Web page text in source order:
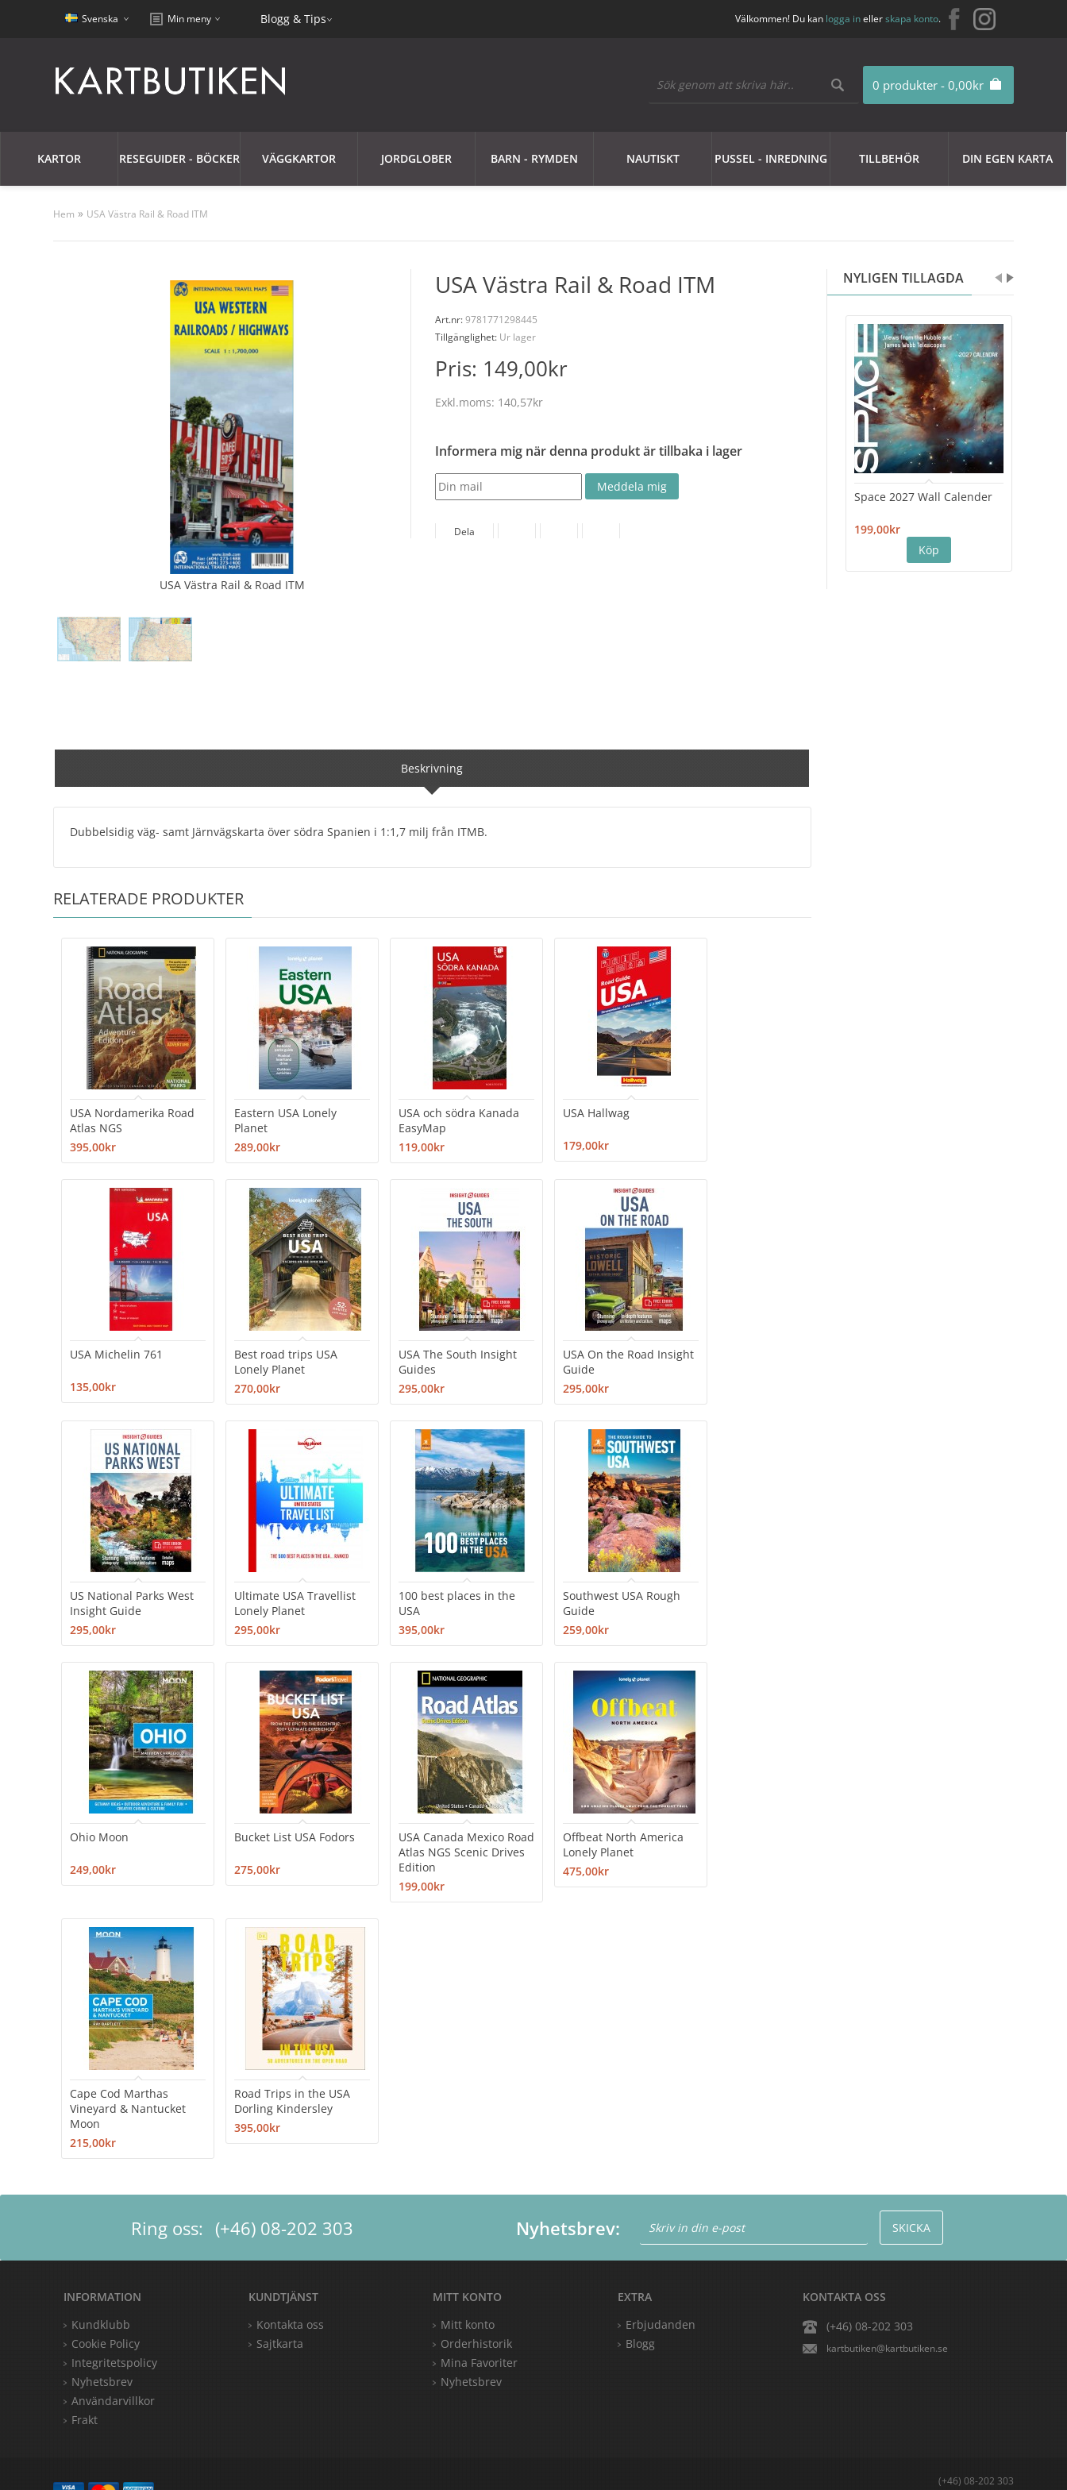
Svenska Min meny Blogg & Tips Välkommen! Du kan logga inellerskapa konto.
0 produkter - 0,00kr
KARTOR RESEGUIDER - BÖCKER VÄGGKARTOR JORDGLOBER BARN - RYMDEN NAUTISKT PUSSEL - INREDNING TILLBEHÖR DIN EGEN KARTA
Hem » USA Västra Rail & Road ITM
NYLIGEN TILLAGDA
Space 2027 Wall Calender
199,00kr
USA Västra Rail & Road ITM
USA Västra Rail & Road ITM
Art.nr:9781771298445
Tillgänglighet: Ur lager
Pris: 149,00kr
Exkl.moms: 140,57kr
Informera mig när denna produkt är tillbaka i lager
Dela
Beskrivning
Dubbelsidig väg- samt Järnvägskarta över södra Spanien i 1:1,7 milj från ITMB.
RELATERADE PRODUKTER
USA Nordamerika Road
Atlas NGS
395,00kr
Eastern USA Lonely
Planet
289,00kr
USA och södra Kanada
EasyMap
119,00kr
USA Hallwag
179,00kr
USA Michelin 761
135,00kr
Best road trips USA
Lonely Planet
270,00kr
USA The South Insight
Guides
295,00kr
USA On the Road Insight
Guide
295,00kr
US National Parks West
Insight Guide
295,00kr
Ultimate USA Travellist
Lonely Planet
295,00kr
100 best places in the
USA
395,00kr
Southwest USA Rough
Guide
259,00kr
Ohio Moon
249,00kr
Bucket List USA Fodors
275,00kr
USA Canada Mexico Road
Atlas NGS Scenic Drives
Edition
199,00kr
Offbeat North America
Lonely Planet
475,00kr
Cape Cod Marthas
Vineyard & Nantucket
Moon
215,00kr
Road Trips in the USA
Dorling Kindersley
395,00kr
Ring oss: (+46) 08-202 303 Nyhetsbrev:
KONTAKTA OSS
(+46) 08-202 303
kartbutiken@kartbutiken.se
EXTRA
Erbjudanden
Blogg
MITT KONTO
Mitt konto
Orderhistorik
Mina Favoriter
Nyhetsbrev
KUNDTJÄNST
Kontakta oss
Sajtkarta
INFORMATION
Kundklubb
Cookie Policy
Integritetspolicy
Nyhetsbrev
Användarvillkor
Frakt
(+46) 08-202 303